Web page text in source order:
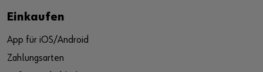
Einkaufen
App für iOS/Android
Zahlungsarten